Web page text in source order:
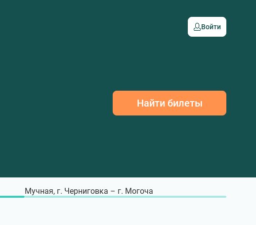
Войти
Найти билеты
Мучная, г. Черниговка – г. Могоча